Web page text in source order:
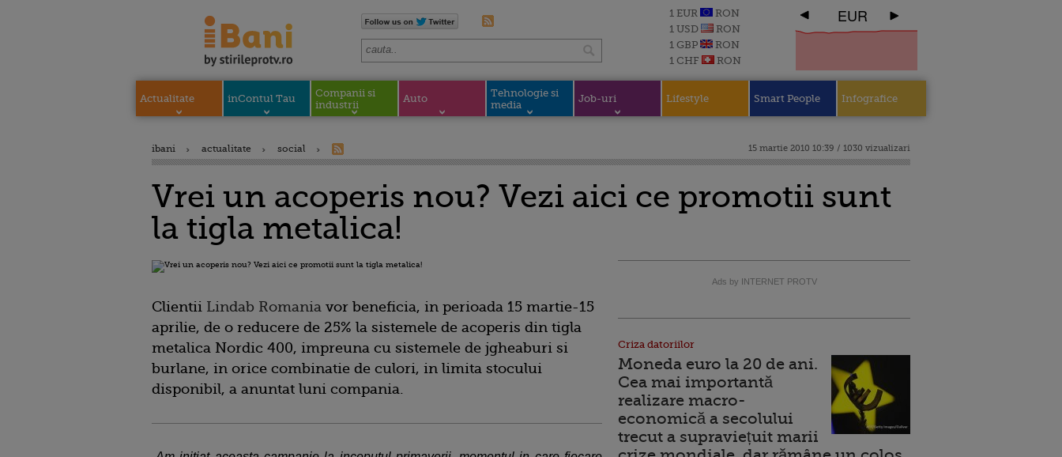
1 EUR
RON
1 USD
RON
1 GBP
RON
1 CHF
RON
EUR
Actualitate inContul Tau
Companii si
industrii
Auto
Tehnologie si
media
Job-uri Lifestyle Smart People Infografice
ibani actualitate social 15 martie 2010 10:39 / 1030 vizualizari
Vrei un acoperis nou? Vezi aici ce promotii sunt
la tigla metalica!
Clientii Lindab Romania vor beneficia, in perioada 15 martie-15
aprilie, de o reducere de 25% la sistemele de acoperis din tigla
metalica Nordic 400, impreuna cu sistemele de jgheaburi si
burlane, in orice combinatie de culori, in limita stocului
disponibil, a anuntat luni compania.
Ads by INTERNET PROTV
Criza datoriilor
Moneda euro la 20 de ani.
Cea mai importantă
realizare macro-
economică a secolului
trecut a supraviețuit marii